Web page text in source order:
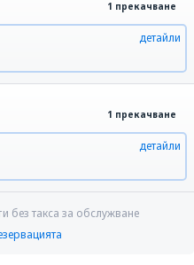
1 прекачване
детайли
1 прекачване
детайли
без такса за обслужване